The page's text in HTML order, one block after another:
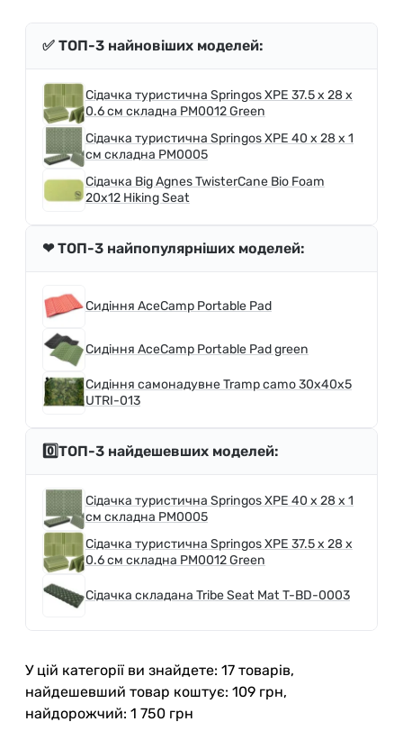
✅ ТОП-3 найновіших моделей:
Сідачка туристична Springos XPE 37.5 x 28 x
0.6 см складна PM0012 Green
Сідачка туристична Springos XPE 40 x 28 x 1
см складна PM0005
Сідачка Big Agnes TwisterCane Bio Foam
20x12 Hiking Seat
❤ ТОП-3 найпопулярніших моделей:
Сидіння AceCamp Portable Pad
Сидіння AceCamp Portable Pad green
Сидіння самонадувне Tramp camo 30х40х5
UTRI-013
0️⃣ТОП-3 найдешевших моделей:
Сідачка туристична Springos XPE 40 x 28 x 1
см складна PM0005
Сідачка туристична Springos XPE 37.5 x 28 x
0.6 см складна PM0012 Green
Сідачка складана Tribe Seat Mat T-BD-0003
У цій категорії ви знайдете: 17 товарів,
найдешевший товар коштує: 109 грн,
найдорожчий: 1 750 грн